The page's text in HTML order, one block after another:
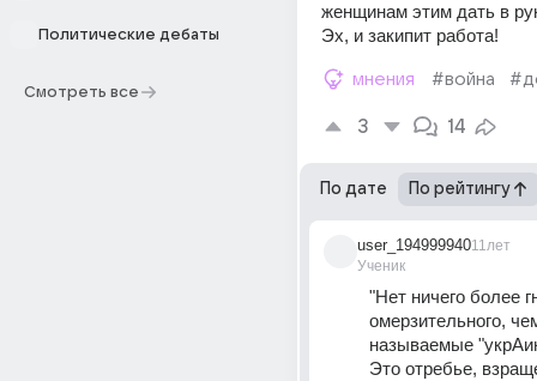
Политические дебаты
Смотреть все
женщинам этим дать в
Эх, и закипит работа!
мнения #война
3 14
По дате По рейтингу
user_194999940
Ученик
11лет
"Нет ничего более
омерзительного,
называемые
Это отребье,